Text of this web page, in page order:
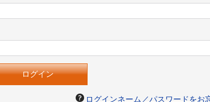
ログインネーム／パスワードをお